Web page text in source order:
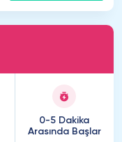
0-5 Dakika
Arasında Başlar